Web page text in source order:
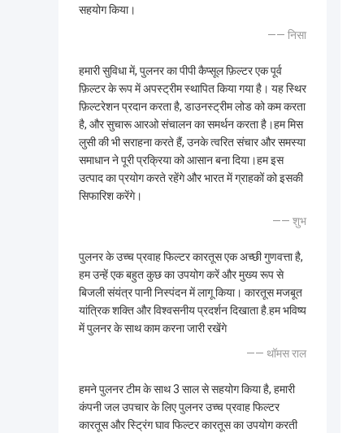
सहयोग किया।
—— निसा
हमारी सुविधा में, पुलनर का पीपी कैप्सूल फ़िल्टर एक पूर्व
फ़िल्टर के रूप में अपस्ट्रीम स्थापित किया गया है। यह स्थिर
फ़िल्टरेशन प्रदान करता है, डाउनस्ट्रीम लोड को कम करता
है, और सुचारू आरओ संचालन का समर्थन करता है।हम मिस
लुसी की भी सराहना करते हैं, उनके त्वरित संचार और समस्या
समाधान ने पूरी प्रक्रिया को आसान बना दिया।हम इस
उत्पाद का प्रयोग करते रहेंगे और भारत में ग्राहकों को इसकी
सिफारिश करेंगे।
—— शुभ
पुलनर के उच्च प्रवाह फिल्टर कारतूस एक अच्छी गुणवत्ता है,
हम उन्हें एक बहुत कुछ का उपयोग करें और मुख्य रूप से
बिजली संयंत्र पानी निस्पंदन में लागू किया। कारतूस मजबूत
यांत्रिक शक्ति और विश्वसनीय प्रदर्शन दिखाता है.हम भविष्य
में पुलनर के साथ काम करना जारी रखेंगे
—— थॉमस राल
हमने पुलनर टीम के साथ 3 साल से सहयोग किया है, हमारी
कंपनी जल उपचार के लिए पुलनर उच्च प्रवाह फिल्टर
कारतूस और स्ट्रिंग घाव फिल्टर कारतूस का उपयोग करती